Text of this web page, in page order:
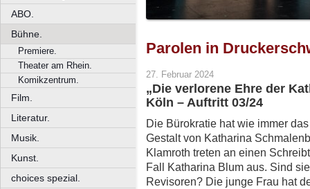
ABO.
Bühne.
Premiere.
Theater am Rhein.
Komikzentrum.
Film.
Literatur.
Musik.
Kunst.
choices spezial.
Parolen in
27. Februar 2024
„Die verlorene Ehre der
Köln – Auftritt 03/24
Die Bürokratie hat wie immer
Gestalt von Katharina
Klamroth treten an einen
Fall Katharina Blum aus. Sind
Revisoren? Die junge Frau hat